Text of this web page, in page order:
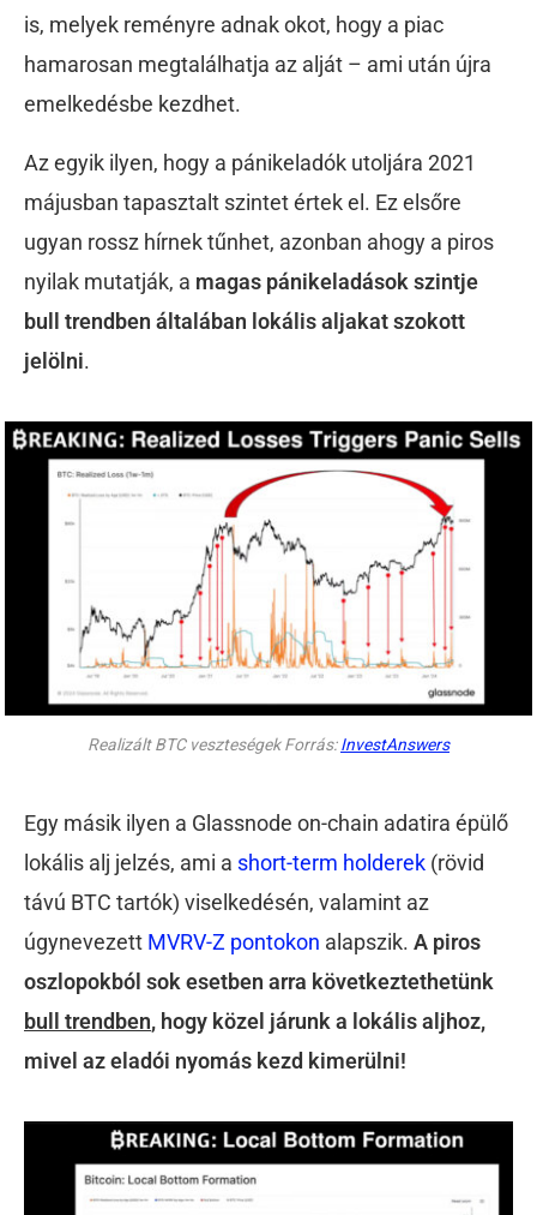
is, melyek reményre adnak okot, hogy a piac
hamarosan megtalálhatja az alját – ami után újra
emelkedésbe kezdhet.
Az egyik ilyen, hogy a pánikeladók utoljára 2021
májusban tapasztalt szintet értek el. Ez elsőre
ugyan rossz hírnek tűnhet, azonban ahogy a piros
nyilak mutatják, a magas pánikeladások szintje
bull trendben általában lokális aljakat szokott
jelölni.
Realizált BTC veszteségek Forrás:InvestAnswers
Egy másik ilyen a Glassnode on-chain adatira épülő
lokális alj jelzés, ami a short-term holderek (rövid
távú BTC tartók) viselkedésén, valamint az
úgynevezett MVRV-Z pontokon alapszik. A piros
oszlopokból sok esetben arra következtethetünk
bull trendben, hogy közel járunk a lokális aljhoz,
mivel az eladói nyomás kezd kimerülni!